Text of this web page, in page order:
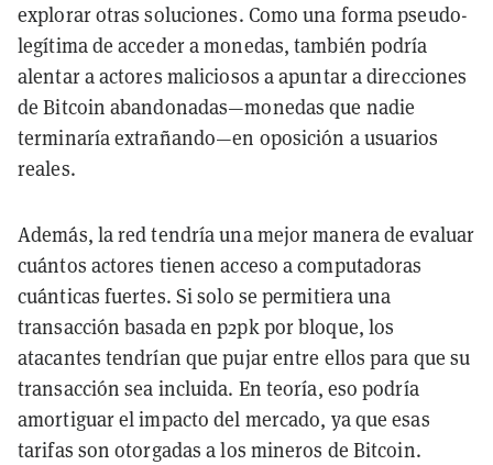
explorar otras soluciones. Como una forma pseudo-
legítima de acceder a monedas, también podría
alentar a actores maliciosos a apuntar a direcciones
de Bitcoin abandonadas—monedas que nadie
terminaría extrañando—en oposición a usuarios
reales.
Además, la red tendría una mejor manera de evaluar
cuántos actores tienen acceso a computadoras
cuánticas fuertes. Si solo se permitiera una
transacción basada en p2pk por bloque, los
atacantes tendrían que pujar entre ellos para que su
transacción sea incluida. En teoría, eso podría
amortiguar el impacto del mercado, ya que esas
tarifas son otorgadas a los mineros de Bitcoin.